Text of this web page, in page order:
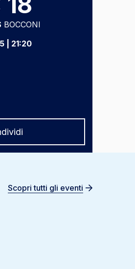
BOCCONI
| 21:20
Scopri tutti gli eventi